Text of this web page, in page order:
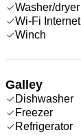
Washer/dryer
Wi-Fi Internet
Winch
Galley
Dishwasher
Freezer
Refrigerator